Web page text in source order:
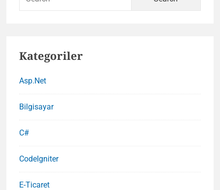
Kategoriler
Asp.Net
Bilgisayar
C#
CodeIgniter
E-Ticaret